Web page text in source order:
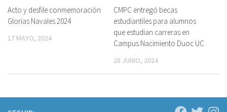
Acto y desfile conmemoración
Glorias Navales 2024
17 MAYO, 2024
CMPC entregó becas
estudiantiles para alumnos
que estudian carreras en
Campus Nacimiento Duoc UC
28 JUNIO, 2024